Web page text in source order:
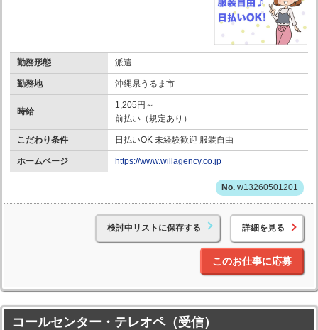
勤務形態 派遣
勤務地 沖縄県うるま市
時給
1,205円～
前払い（規定あり）
こだわり条件 日払いOK 未経験歓迎 服装自由
ホームページ https://www.willagency.co.jp
w13260501201
検討中リストに保存する 詳細を見る
このお仕事に応募
コールセンター・テレオペ（受信）